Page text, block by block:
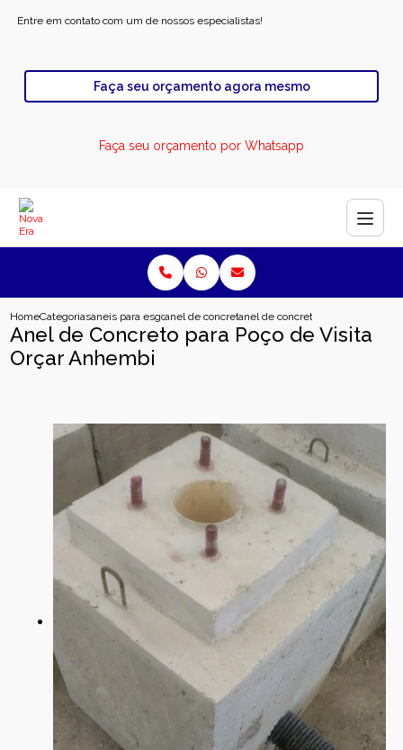
Entre em contato com um de nossos especialistas!
Faça seu orçamento agora mesmo
Faça seu orçamento por Whatsapp
HomeCategoriasaneis para esgotoanel de concreto para rodoviaanel de concreto para poco de
Anel de Concreto para Poço de Visita
Orçar Anhembi